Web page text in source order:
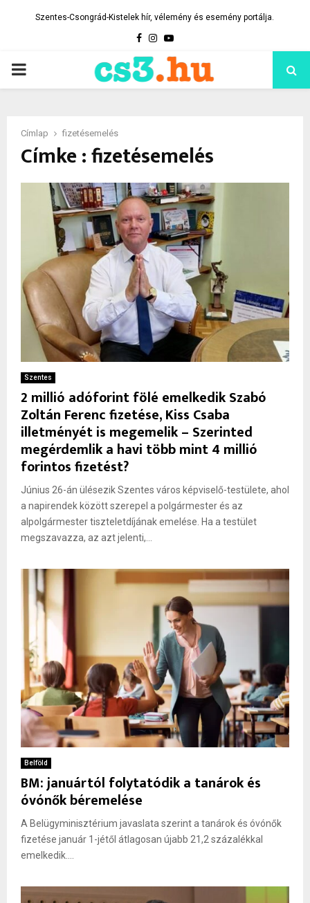
Szentes-Csongrád-Kistelek hír, vélemény és esemény portálja.
Facebook
Instagram
Youtube
PRIMARY
Címlap fizetésemelés
Címke : fizetésemelés
Szentes
2 millió adóforint fölé emelkedik Szabó
Zoltán Ferenc fizetése, Kiss Csaba
illetményét is megemelik – Szerinted
megérdemlik a havi több mint 4 millió
forintos fizetést?
Június 26-án ülésezik Szentes város képviselő-testülete, ahol
a napirendek között szerepel a polgármester és az
alpolgármester tiszteletdíjának emelése. Ha a testület
megszavazza, az azt jelenti,...
Belföld
BM: januártól folytatódik a tanárok és
óvónők béremelése
A Belügyminisztérium javaslata szerint a tanárok és óvónők
fizetése január 1-jétől átlagosan újabb 21,2 százalékkal
emelkedik....